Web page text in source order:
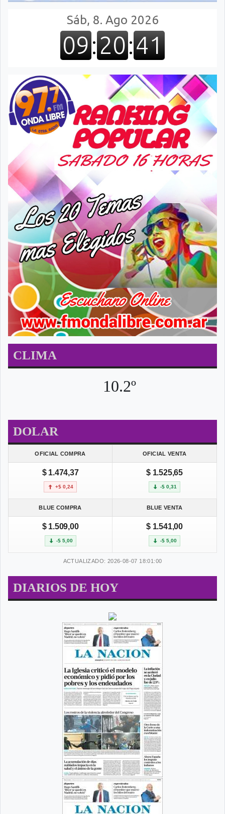
CLIMA
10.2º
DOLAR
OFICIAL COMPRA OFICIAL VENTA
$ 1.474,37
+$ 0,24
$ 1.525,65
-$ 0,31
BLUE COMPRA BLUE VENTA
$ 1.509,00
-$ 5,00
$ 1.541,00
-$ 5,00
ACTUALIZADO: 2026-08-07 18:01:00
DIARIOS DE HOY